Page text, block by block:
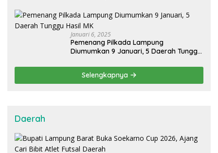
Januari 6, 2025
Pemenang Pilkada Lampung
Diumumkan 9 Januari, 5 Daerah Tunggu
Selengkapnya
Daerah